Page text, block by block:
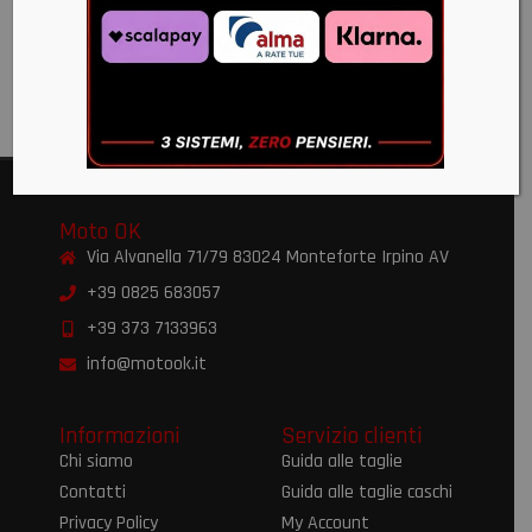
SOFT
(M14S)
SOFT
(M16S)
Moto OK
Via Alvanella 71/79 83024 Monteforte Irpino AV
+39 0825 683057
+39 373 7133963
info@motook.it
Informazioni
Chi siamo
Contatti
Privacy Policy
Servizio clienti
Guida alle taglie
Guida alle taglie caschi
My Account